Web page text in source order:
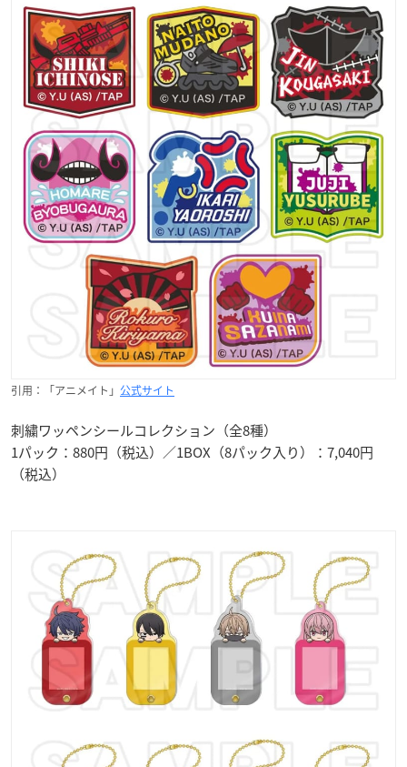
引用：「アニメイト」 公式サイト
刺繍ワッペンシールコレクション（全8種）
1パック：880円（税込）／1BOX（8パック入り）：7,040円
（税込）